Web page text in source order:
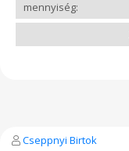
Cseppnyi Birtok